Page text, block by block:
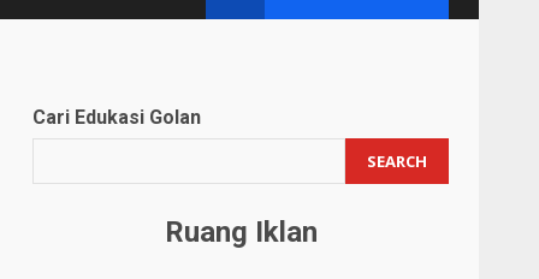
Cari Edukasi Golan
SEARCH
Ruang Iklan